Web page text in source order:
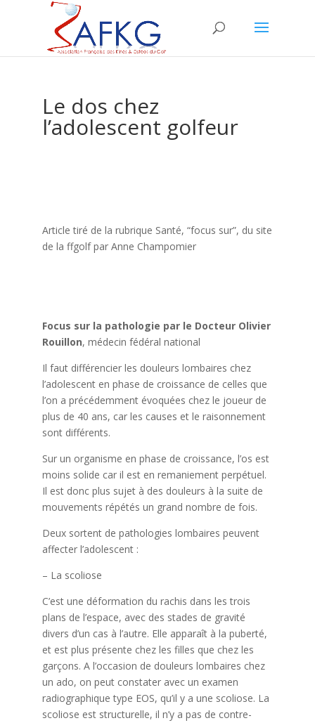
Le dos chez
l’adolescent golfeur
Article tiré de la rubrique Santé, “focus sur”, du site
de la ffgolf par Anne Champomier
Focus sur la pathologie par le Docteur Olivier
Rouillon, médecin fédéral national
Il faut différencier les douleurs lombaires chez
l’adolescent en phase de croissance de celles que
l’on a précédemment évoquées chez le joueur de
plus de 40 ans, car les causes et le raisonnement
sont différents.
Sur un organisme en phase de croissance, l’os est
moins solide car il est en remaniement perpétuel.
Il est donc plus sujet à des douleurs à la suite de
mouvements répétés un grand nombre de fois.
Deux sortent de pathologies lombaires peuvent
affecter l’adolescent :
– La scoliose
C’est une déformation du rachis dans les trois
plans de l’espace, avec des stades de gravité
divers d’un cas à l’autre. Elle apparaît à la puberté,
et est plus présente chez les filles que chez les
garçons. A l’occasion de douleurs lombaires chez
un ado, on peut constater avec un examen
radiographique type EOS, qu’il y a une scoliose. La
scoliose est structurelle, il n’y a pas de contre-